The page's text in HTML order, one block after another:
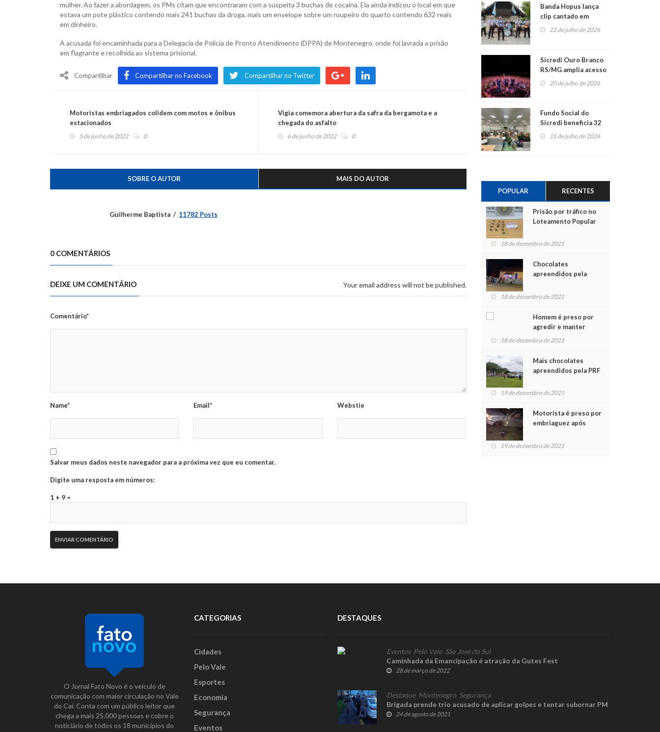
mulher. Ao fazer a abordagem, os PMs citam que encontraram com a suspeita 3 buchas de cocaína. Ela ainda indicou o local em que
estava um pote plástico contendo mais 241 buchas da droga, mais um envelope sobre um roupeiro do quarto contendo 632 reais
em dinheiro.
A acusada foi encaminhada para a Delegacia de Polícia de Pronto Atendimento (DPPA) de Montenegro, onde foi lavrada a prisão
em flagrante e recolhida ao sistema prisional.
Compartilhar Compartilhar no Facebook Compartilhar no Twitter
Motoristas embriagados colidem com motos e ônibus
estacionados
5 de junho de 2022 0
Vigia comemora abertura da safra da bergamota e a
chegada do asfalto
6 de junho de 2022 0
SOBRE O AUTOR MAIS DO AUTOR
Guilherme Baptista 11782 Posts
0 COMENTÁRIOS
DEIXE UM COMENTÁRIO Your email address will not be published.
Comentário*
Name* Email* Webstie
Salvar meus dados neste navegador para a próxima vez que eu comentar.
Digite uma resposta em números:
1 + 9 =
Banda Hopus lança
clip cantado em
alemão e inglês
22 de julho de 2026
Sicredi Ouro Branco
RS/MG amplia acesso
ao show dos 45 anos
para mais associados
20 de julho de 2026
Fundo Social do
Sicredi beneficia 32
projetos em
15 de julho de 2026
POPULAR RECENTES
Prisão por tráfico no
Loteamento Popular
18 de dezembro de 2021
Chocolates
apreendidos pela
para crianças na
18 de dezembro de 2021
Homem é preso por
agredir e manter
mulher em cárcere
18 de dezembro de 2021
Mais chocolates
apreendidos pela PRF
crianças no Natal
19 de dezembro de 2021
Motorista é preso por
embriaguez após
feridos
19 de dezembro de 2021
O Jornal Fato Novo é o veículo de
comunicação com maior circulação no Vale
do Caí. Conta com um público leitor que
chega a mais 25.000 pessoas e cobre o
noticiário de todos os 18 municípios do
CATEGORIAS
Cidades
Pelo Vale
Esportes
Economia
Segurança
Eventos
DESTAQUES
Eventos, Pelo Vale, São José do Sul
Caminhada da Emancipação é atração da Gutes Fest
28 de março de 2022
Destaque, Montenegro Segurança
Brigada prende trio acusado de aplicar golpes e tentar subornar PM
24 de agosto de 2021